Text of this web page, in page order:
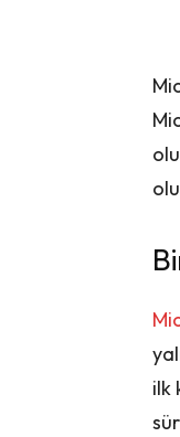
ilk